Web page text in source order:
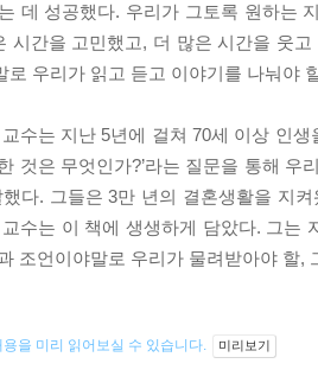
데 성공했다. 우리가 그토록 원하는
시간을 고민했고, 더 많은 시간을 웃
로 우리가 읽고 듣고 이야기를 나눠야
수는 지난 5년에 걸쳐 70세 이상 인
것은 무엇인가?’라는 질문을 통해
다. 그들은 3만 년의 결혼생활을 지
수는 이 책에 생생하게 담았다. 그는
조언이야말로 우리가 물려받아야 할,
용을 미리 읽어보실 수 있습니다. 미리보기